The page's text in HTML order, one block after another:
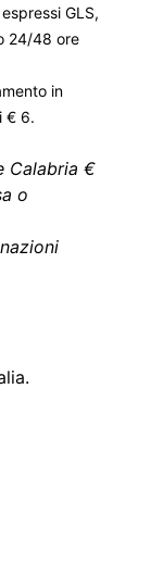
GLS,
24/48 ore
in
€ 6.
Calabria €
o